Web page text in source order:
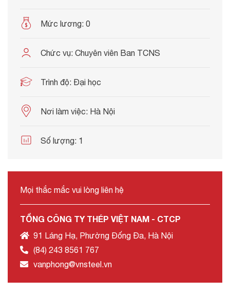
Mức lương: 0
Chức vụ: Chuyên viên Ban TCNS
Trình độ: Đại học
Nơi làm việc: Hà Nội
Số lượng: 1
Mọi thắc mắc vui lòng liên hệ
TỔNG CÔNG TY THÉP VIỆT NAM - CTCP
91 Láng Hạ, Phường Đống Đa, Hà Nội
(84) 243 8561 767
vanphong@vnsteel.vn